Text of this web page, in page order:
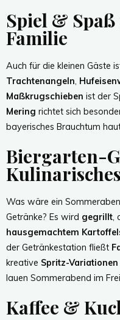
Spiel &
Familie
Auch für die kleinen Gäste
Trachtenangeln,
Maßkrugschieben ist der
Mering richtet sich
bayerisches Brauchtum
Biergarten-
Kulinarisches
Was wäre ein
Getränke? Es wird gegrillt,
hausgemachtem
der Getränkestation fließt
kreative Spritz-Variationen
lauen Sommerabend im
Kaffee &